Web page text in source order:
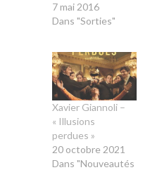
7 mai 2016
Dans "Sorties"
Xavier Giannoli –
« Illusions
perdues »
20 octobre 2021
Dans "Nouveautés